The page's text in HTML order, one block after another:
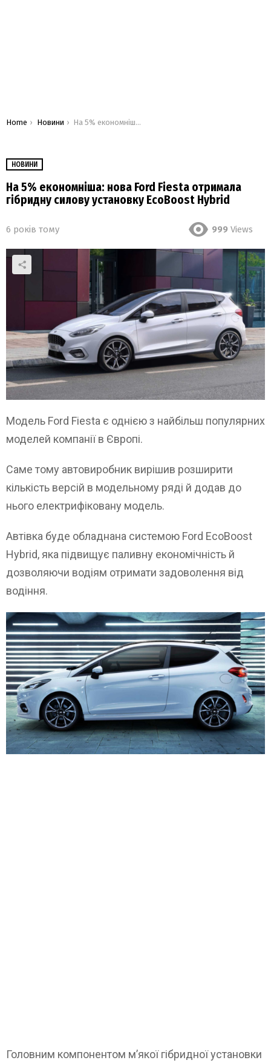
You are here:
Home Новини На 5% економніша: нова Ford Fiesta отримала гібридну силову установку EcoBoost Hybrid
НОВИНИ
На 5% економніша: нова Ford Fiesta отримала
гібридну силову установку EcoBoost Hybrid
6 років тому 999 Views
Модель Ford Fiesta є однією з найбільш популярних
моделей компанії в Європі.
Саме тому автовиробник вирішив розширити
кількість версій в модельному ряді й додав до
нього електрифіковану модель.
Автівка буде обладнана системою Ford EcoBoost
Hybrid, яка підвищує паливну економічність й
дозволяючи водіям отримати задоволення від
водіння.
Головним компонентом м’якої гібридної установки